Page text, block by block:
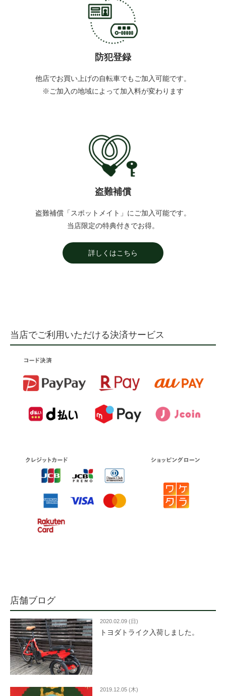
防犯登録
他店でお買い上げの自転車でもご加入可能です。
※ご加入の地域によって加入料が変わります
盗難補償
盗難補償「スポットメイト」にご加入可能です。
当店限定の特典付きでお得。
詳しくはこちら
当店でご利用いただける決済サービス
店舗ブログ
2020.02.09 (日)
トヨダトライク入荷しました。
2019.12.05 (木)